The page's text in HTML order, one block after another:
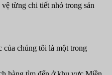
từng chi tiết nhỏ trong sản
chúng tôi là một trong